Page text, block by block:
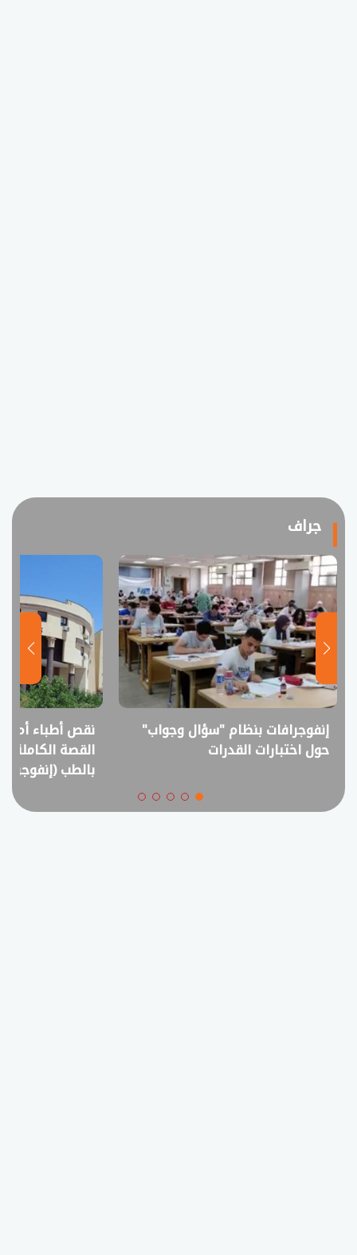
جراف
نقص أطباء أم فائض خريجين؟..
القصة الكاملة لمقترح خفض القبول
انفوجراف..
في امتحانات